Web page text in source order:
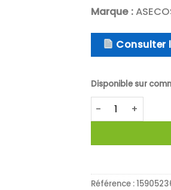
Marque :
Consulter
Disponible sur
quantité de
Référence :